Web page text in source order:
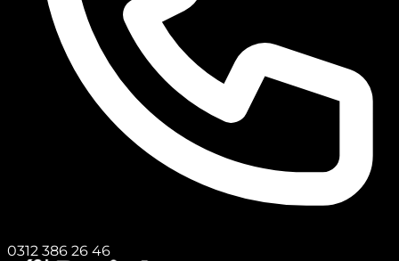
0312 386 26 46